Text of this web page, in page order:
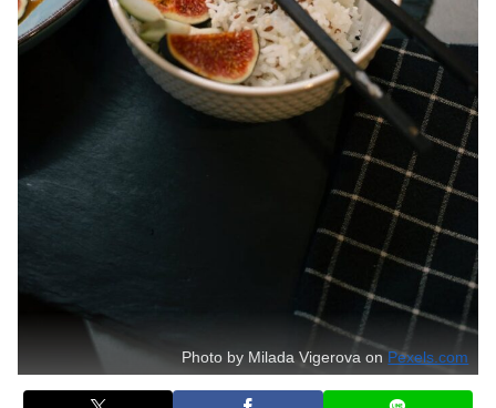
Photo by Milada Vigerova on Pexels.com